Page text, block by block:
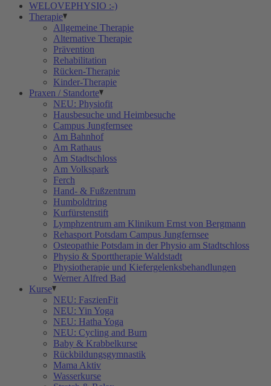
WELOVEPHYSIO :-)
Therapie
Allgemeine Therapie
Alternative Therapie
Prävention
Rehabilitation
Rücken-Therapie
Kinder-Therapie
Praxen / Standorte
NEU: Physiofit
Hausbesuche und Heimbesuche
Campus Jungfernsee
Am Bahnhof
Am Rathaus
Am Stadtschloss
Am Volkspark
Ferch
Hand- & Fußzentrum
Humboldtring
Kurfürstenstift
Lymphzentrum am Klinikum Ernst von Bergmann
Rehasport Potsdam Campus Jungfernsee
Osteopathie Potsdam in der Physio am Stadtschloss
Physio & Sporttherapie Waldstadt
Physiotherapie und Kiefergelenksbehandlungen
Werner Alfred Bad
Kurse
NEU: FaszienFit
NEU: Yin Yoga
NEU: Hatha Yoga
NEU: Cycling and Burn
Baby & Krabbelkurse
Rückbildungsgymnastik
Mama Aktiv
Wasserkurse